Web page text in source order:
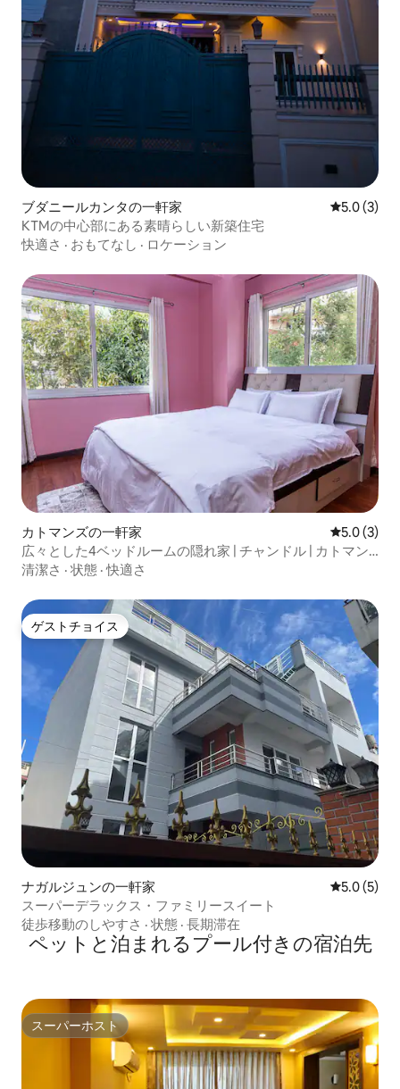
ブダニールカンタの一軒家 レビュー3
5.0 (3)
KTMの中心部にある素晴らしい新築住宅
快適さ · おもてなし · ロケーション
カトマンズの一軒家 レビュー3
5.0 (3)
広々とした4ベッドルームの隠れ家 | チャンドル | カトマン
ズ中心部
清潔さ · 状態 ·快適さ
ゲストチョイス
ゲストチョイス
ナガルジュンの一軒家 レビュー5
5.0 (5)
スーパーデラックス・ファミリースイート
徒歩移動のしやすさ · 状態 · 長期滞在
ペットと泊まれるプール付きの宿泊先
スーパーホスト
スーパーホスト